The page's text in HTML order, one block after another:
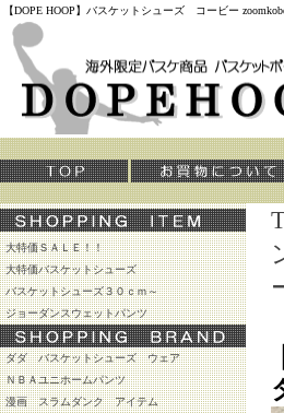
【DOPE HOOP】バスケットシューズ コービー
大特価ＳＡＬＥ！！
大特価バスケットシューズ
バスケットシューズ３０ｃｍ～
ジョーダンスウェットパンツ
ダダ バスケットシューズ ウェア
ＮＢＡユニホームパンツ
漫画 スラムダンク アイテム